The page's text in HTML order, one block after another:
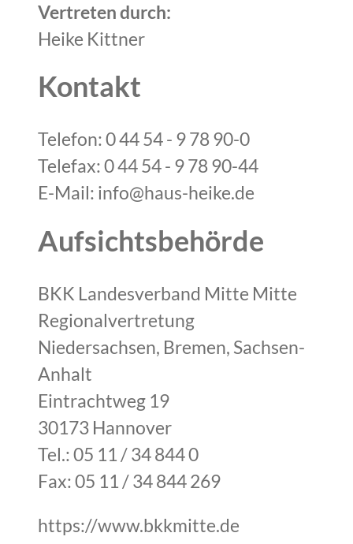
Vertreten durch:
Heike Kittner
Kontakt
Telefon: 0 44 54 - 9 78 90-0
Telefax: 0 44 54 - 9 78 90-44
E-Mail: info@haus-heike.de
Aufsichtsbehörde
BKK Landesverband Mitte Mitte
Regionalvertretung
Niedersachsen, Bremen, Sachsen-
Anhalt
Eintrachtweg 19
30173 Hannover
Tel.: 05 11 / 34 844 0
Fax: 05 11 / 34 844 269
https://www.bkkmitte.de